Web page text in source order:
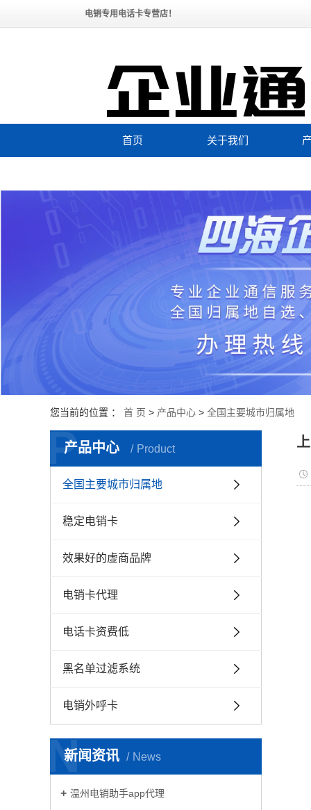
电销专用电话卡专营店！
首页 关于我们
资质荣誉
发展历程
效
黑
您当前的位置 ： 首 页 > 产品中心 > 全国主要城市归属地
产品中心 Product
P
全国主要城市归属地
稳定电销卡
效果好的虚商品牌
电销卡代理
电话卡资费低
黑名单过滤系统
电销外呼卡
新闻资讯 News
N
温州电销助手app代理